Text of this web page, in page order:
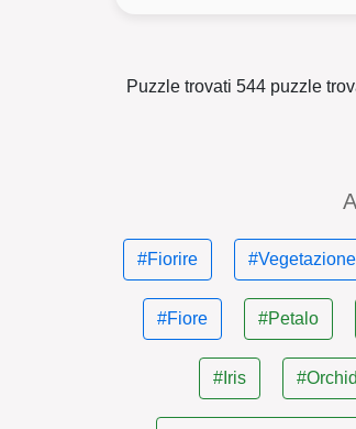
Puzzle trovati 544 puzzle
#Fiorire #Vegetazione
#Fiore #Petalo
#Iris